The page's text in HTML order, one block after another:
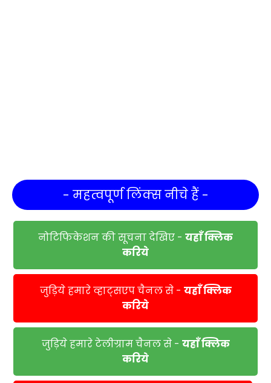
- महत्वपूर्ण लिंक्स नीचे हैं -
नोटिफिकेशन की सूचना देखिए - यहाँ क्लिक
करिये
जुड़िये हमारे व्हाट्सएप चैनल से - यहाँ क्लिक
करिये
जुड़िये हमारे टेलीग्राम चैनल से - यहाँ क्लिक
करिये